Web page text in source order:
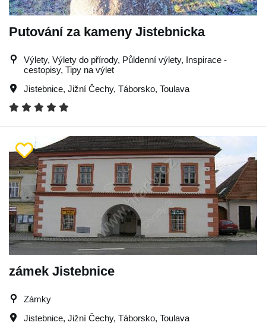
Putování za kameny Jistebnicka
Výlety, Výlety do přírody, Půldenní výlety, Inspirace -
cestopisy, Tipy na výlet
Jistebnice, Jižní Čechy, Táborsko, Toulava
zámek Jistebnice
Zámky
Jistebnice, Jižní Čechy, Táborsko, Toulava